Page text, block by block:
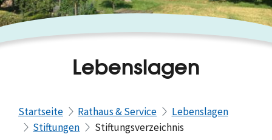
Lebenslagen
Startseite Rathaus & Service
Lebenslagen
Stiftungen
Stiftungsverzeichnis